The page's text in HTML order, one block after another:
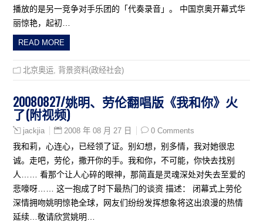
播放的是另一竞争对手乐团的「代奏录音」。 中国京奥开幕式华
丽惊艳，起初…
READ MORE
北京奥运 背景资料(政经社会)
20080827/姚明、劳伦翻唱版《我和你》火
了(附视频)
jackjia 2008 年 08 月 27 日 0 Comments
我和莉，心连心，已经领了证。别幻想，别多情，我对她很忠
诚。走吧，劳伦，撒开你的手。我和你，不可能，你快去找别
人…… 看那个让人心碎的眼神，那简直是灵魂深处对失去至爱的
悲嚎呀…… 这一抱成了时下最热门的谈资 描述： 闭幕式上劳伦
深情拥吻姚明惊艳全球，网友们纷纷发挥想象将这出浪漫的热情
延续…敬请欣赏姚明…